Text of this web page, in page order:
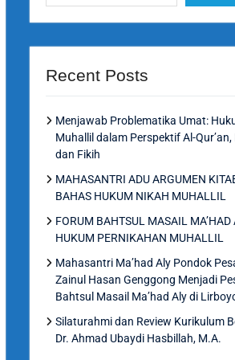
Recent Posts
Menjawab Problematika Umat:
Muhallil dalam Perspektif Al-Qur’an,
dan Fikih
MAHASANTRI ADU ARGUMEN
BAHAS HUKUM NIKAH MUHALLIL
FORUM BAHTSUL MASAIL MA’HAD
HUKUM PERNIKAHAN MUHALLIL
Mahasantri Ma’had Aly Pondok
Zainul Hasan Genggong Menjadi
Bahtsul Masail Ma’had Aly di
Silaturahmi dan Review Kurikulum
Dr. Ahmad Ubaydi Hasbillah, M.A.